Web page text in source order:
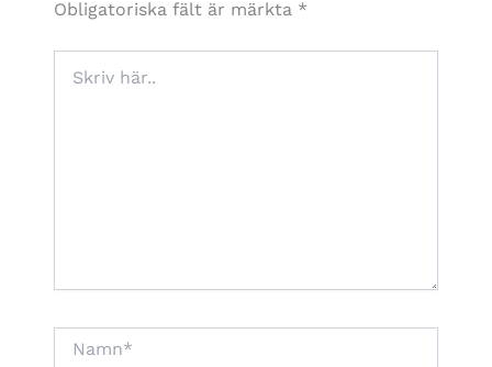
Obligatoriska fält är märkta *
här..